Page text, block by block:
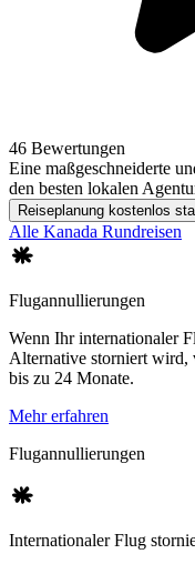
46 Bewertungen
Eine maßgeschneiderte
den besten lokalen
Reiseplanung kostenlos
Alle Kanada Rundreisen
Flugannullierungen
Wenn Ihr internationaler
Alternative storniert wird,
bis zu 24 Monate.
Mehr erfahren
Flugannullierungen
Internationaler Flug